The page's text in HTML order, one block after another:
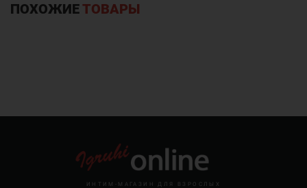
ПОХОЖИЕТОВАРЫ
ИНТИМ-МАГАЗИН ДЛЯ ВЗРОСЛЫХ